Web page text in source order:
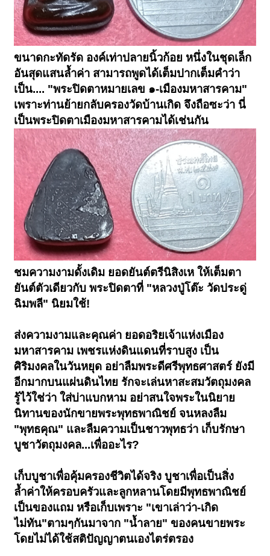
ขนาดกะทัดรัด องค์เท่าปลายนิ้วก้อย หนึ่งในชุดเล็ก
อันสุดแสนล้ำค่า สามารถพูดได้เต็มปากเต็มคำว่า
เป็น.... "พระปิดตาหมายเลข ๑-เมืองมหาสารคาม"
เพราะท่านย้ายกลับครองวัดบ้านเกิด จึงถือซะว่า นี่
เป็นพระปิดตาเมืองมหาสารคามได้เช่นกัน
ชมความงามดั้งเดิม ยอดยันต์ตรีนิสิงเห ให้เต็มตา
ยันต์ตัวเดียวกับ พระปิดตาที่ "หลวงปู่โต๊ะ วัดประดู่
ฉิมพลี" นิยมใช้!
ส่งความงามและคุณค่า ยอดอริยเจ้าแห่งเมือง
มหาสารคาม เพชรแห่งดินแดนที่ราบสูง เป็น
ศิริมงคลในวันหยุด อย่าลืมพระดีศรีพุทธศาสตร์ ยังมี
อีกมากบนแผ่นดินไทย รักจะเล่นหาสะสมวัตถุมงคล
รู้ไว้ใช่ว่า ใส่บ่าแบกหาม อย่าสนใจพระในนิยาย
นิทานของนักขายพระพุทธพาณิชย์ จนหลงลืม
"พุทธคุณ" และลืมความเป็นชาวพุทธว่า เก็บรักษา
บูชาวัตถุมงคล...เพื่ออะไร?
เก็บบูชาเพื่อคุ้มครองชีวิตได้จริง บูชาเพื่อเป็นสิ่ง
ล้ำค่าให้ครอบครัวและลูกหลานโดยมีพุทธพาณิชย์
เป็นของแถม หรือเก็บเพราะ "เขาเล่าว่า-เกิด
ไม่ทัน"ตามๆกันมาจาก "น้ำลาย" ของคนขายพระ
โดยไม่ได้ใช้สติปัญญาตนเองไตร่ตรอง